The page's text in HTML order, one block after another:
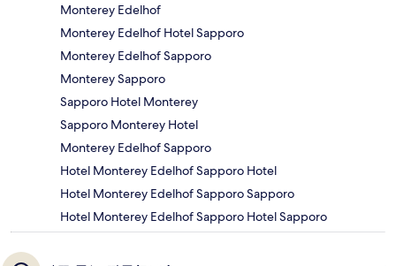
Monterey Edelhof
Monterey Edelhof Hotel Sapporo
Monterey Edelhof Sapporo
Monterey Sapporo
Sapporo Hotel Monterey
Sapporo Monterey Hotel
Monterey Edelhof Sapporo
Hotel Monterey Edelhof Sapporo Hotel
Hotel Monterey Edelhof Sapporo Sapporo
Hotel Monterey Edelhof Sapporo Hotel Sapporo